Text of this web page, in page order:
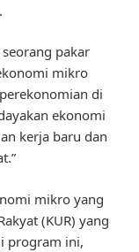
pakar
mikro
di
ekonomi
kerja baru dan
mikro yang
(KUR) yang
program ini,